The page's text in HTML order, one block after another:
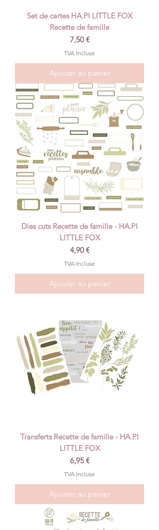
Set de cartes HA.PI LITTLE FOX
Recette de famille
Prix
7,50 €
TVA Incluse
Ajouter au panier
Dies cuts Recette de famille - HA.PI
LITTLE FOX
Prix
4,90 €
TVA Incluse
Ajouter au panier
Transferts Recette de famille - HA.PI
LITTLE FOX
Prix
6,95 €
TVA Incluse
Ajouter au panier